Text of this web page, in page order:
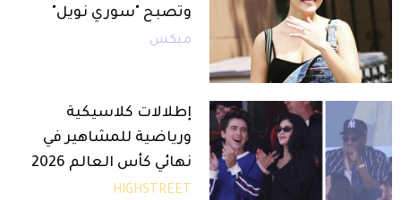
وتصبح "سوري نويل"
ميكس
إطلالات كلاسيكية
ورياضية للمشاهير في
نهائي كأس العالم 2026
HIGHSTREET